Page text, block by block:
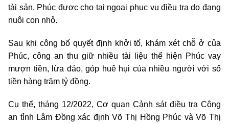
tài sản. Phúc được cho tại ngoại phục vụ điều tra do đang
nuôi con nhỏ.
Sau khi công bố quyết định khởi tố, khám xét chỗ ở của
Phúc, công an thu giữ nhiều tài liệu thể hiện Phúc vay
mượn tiền, lừa đảo, góp huê hụi của nhiều người với số
tiền hàng trăm tỷ đồng.
Cụ thể, tháng 12/2022, Cơ quan Cảnh sát điều tra Công
an tỉnh Lâm Đồng xác định Võ Thị Hồng Phúc và Võ Thị